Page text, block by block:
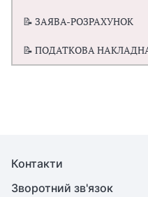
📝 ЗАЯВА-РОЗРАХУНОК
📝 ПОДАТКОВА
Контакти
Зворотний зв'язок